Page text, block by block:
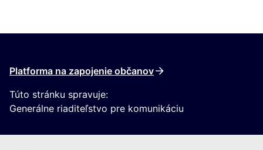
Platforma na zapojenie občanov
Túto stránku spravuje:
Generálne riaditeľstvo pre komunikáciu